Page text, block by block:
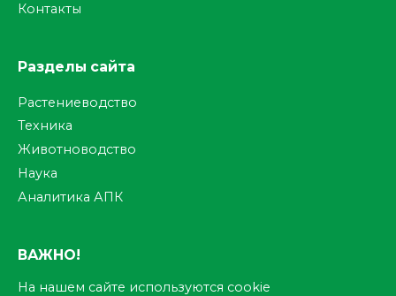
Контакты
Разделы сайта
Растениеводство
Техника
Животноводство
Наука
Аналитика АПК
ВАЖНО!
На нашем сайте используются cookie